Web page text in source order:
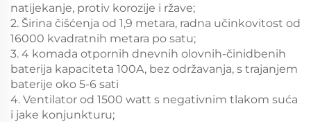
natijekanje, protiv korozije i ržave;
2. Širina čišćenja od 1,9 metara, radna učinkovitost od
16000 kvadratnih metara po satu;
3. 4 komada otpornih dnevnih olovnih-činidbenih
baterija kapaciteta 100A, bez održavanja, s trajanjem
baterije oko 5-6 sati
4. Ventilator od 1500 watt s negativnim tlakom suća
i jake konjunkturu;